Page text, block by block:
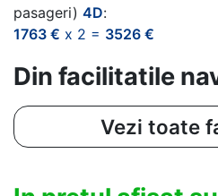
pasageri) 4D:
1763 € x 2 = 3526 €
Din facilitatile
Vezi toate